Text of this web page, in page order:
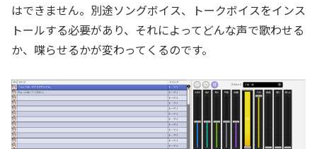
はできません。別途ソングボイス、トークボイスをインス
トールする必要があり、それによってどんな声で歌わせる
か、喋らせるかが変わってくるのです。